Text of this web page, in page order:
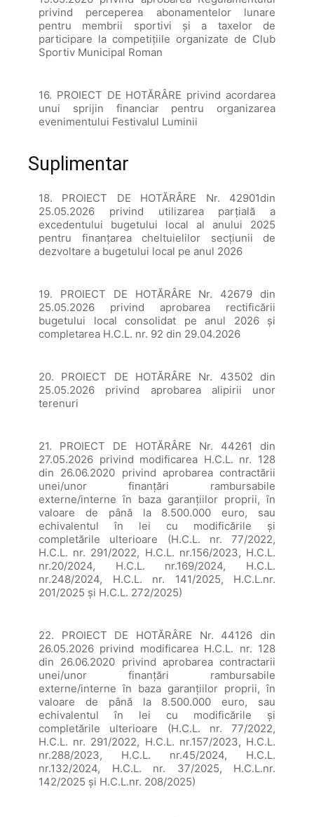
privind perceperea abonamentelor lunare
pentru membrii sportivi și a taxelor de
participare la competițiile organizate de Club
Sportiv Municipal Roman
16. PROIECT DE HOTĂRÂRE privind acordarea
unui sprijin financiar pentru organizarea
evenimentului Festivalul Luminii
Suplimentar
18. PROIECT DE HOTĂRÂRE Nr. 42901din
25.05.2026 privind utilizarea parțială a
excedentului bugetului local al anului 2025
pentru finanțarea cheltuielilor secțiunii de
dezvoltare a bugetului local pe anul 2026
19. PROIECT DE HOTĂRÂRE Nr. 42679 din
25.05.2026 privind aprobarea rectificării
bugetului local consolidat pe anul 2026 și
completarea H.C.L. nr. 92 din 29.04.2026
20. PROIECT DE HOTĂRÂRE Nr. 43502 din
25.05.2026 privind aprobarea alipirii unor
terenuri
21. PROIECT DE HOTĂRÂRE Nr. 44261 din
27.05.2026 privind modificarea H.C.L. nr. 128
din 26.06.2020 privind aprobarea contractării
unei/unor finanțări rambursabile
externe/interne în baza garanțiilor proprii, în
valoare de până la 8.500.000 euro, sau
echivalentul în lei cu modificările și
completările ulterioare (H.C.L. nr. 77/2022,
H.C.L. nr. 291/2022, H.C.L. nr.156/2023, H.C.L.
nr.20/2024, H.C.L. nr.169/2024, H.C.L.
nr.248/2024, H.C.L. nr. 141/2025, H.C.L.nr.
201/2025 și H.C.L. 272/2025)
22. PROIECT DE HOTĂRÂRE Nr. 44126 din
26.05.2026 privind modificarea H.C.L. nr. 128
din 26.06.2020 privind aprobarea contractarii
unei/unor finanțări rambursabile
externe/interne în baza garanțiilor proprii, în
valoare de până la 8.500.000 euro, sau
echivalentul în lei cu modificările și
completările ulterioare (H.C.L. nr. 77/2022,
H.C.L. nr. 291/2022, H.C.L. nr.157/2023, H.C.L.
nr.288/2023, H.C.L. nr.45/2024, H.C.L.
nr.132/2024, H.C.L. nr. 37/2025, H.C.L.nr.
142/2025 și H.C.L.nr. 208/2025)